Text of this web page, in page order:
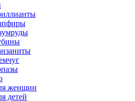
женщин
детей